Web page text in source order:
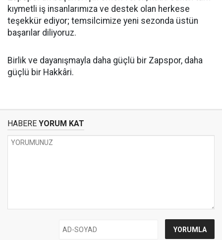
kıymetli iş insanlarımıza ve destek olan herkese
teşekkür ediyor; temsilcimize yeni sezonda üstün
başarılar diliyoruz.
Birlik ve dayanışmayla daha güçlü bir Zapspor, daha
güçlü bir Hakkâri.
HABERE YORUM KAT